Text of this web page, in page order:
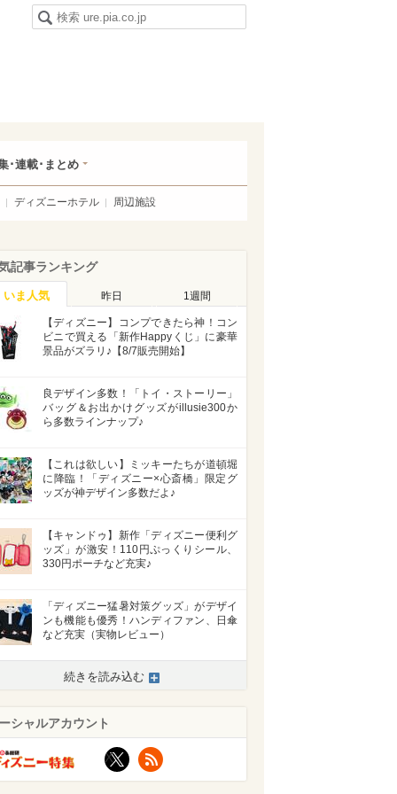
･連載･まとめ
ディズニーホテル 周辺施設
記事ランキング
いま人気 昨日 1週間
【ディズニー】コンプできたら神！コン
ビニで買える「新作Happyくじ」に豪華
景品がズラリ♪【8/7販売開始】
良デザイン多数！「トイ・ストーリー」
バッグ＆お出かけグッズがillusie300か
ら多数ラインナップ♪
【これは欲しい】ミッキーたちが道頓堀
に降臨！「ディズニー×心斎橋」限定グ
ッズが神デザイン多数だよ♪
【キャンドゥ】新作「ディズニー便利グ
ッズ」が激安！110円ぷっくりシール、
330円ポーチなど充実♪
「ディズニー猛暑対策グッズ」がデザイ
ンも機能も優秀！ハンディファン、日傘
など充実（実物レビュー）
続きを読み込む
シャルアカウント
X